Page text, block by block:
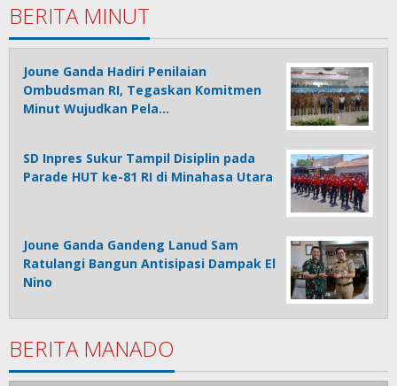
BERITA MINUT
Joune Ganda Hadiri Penilaian
Ombudsman RI, Tegaskan Komitmen
Minut Wujudkan Pela…
SD Inpres Sukur Tampil Disiplin pada
Parade HUT ke-81 RI di Minahasa Utara
Joune Ganda Gandeng Lanud Sam
Ratulangi Bangun Antisipasi Dampak El
Nino
BERITA MANADO